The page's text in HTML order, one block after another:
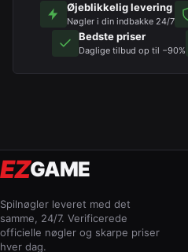
Øjeblikkelig levering
Nøgler i din indbakke 24/7
Bedste priser
Daglige tilbud op til −90%
EZGAME
Spilnøgler leveret med det
samme, 24/7. Verificerede
officielle nøgler og skarpe priser
hver dag.